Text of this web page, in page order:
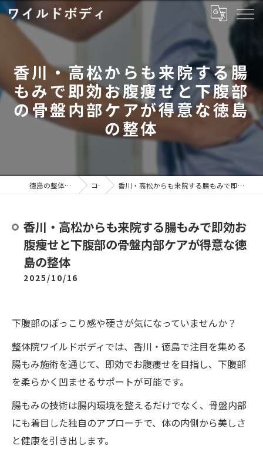
香川・高松からも来院する腸
もみで即効お腹痩せと下腹部
の骨盤内部ケアが得意な徳島
の整体
徳島の整体ならワイルドボディ コラム 香川・高松からも来院する腸もみで即効お腹痩せと下腹部の骨盤内部ケアが得意な徳島の整体
香川・高松からも来院する腸もみで即効お
腹痩せと下腹部の骨盤内部ケアが得意な徳
島の整体
2025/10/16
下腹部のぽっこり感や硬さが気になっていませんか？
整体院ワイルドボディでは、香川・徳島で注目を集める
腸もみ施術を通じて、即効でお腹痩せを目指し、下腹部
を柔らかく凹ませるサポートが可能です。
腸もみの技術は腸内環境を整えるだけでなく、骨盤内部
にも着目した独自のアプローチで、体の内側から美しさ
と健康を引き出します。